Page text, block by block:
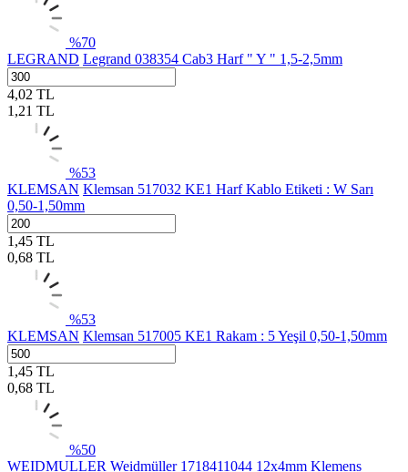
%70
LEGRAND Legrand 038354 Cab3 Harf " Y " 1,5-2,5mm
4,02 TL
1,21 TL
%53
KLEMSAN Klemsan 517032 KE1 Harf Kablo Etiketi : W Sarı
0,50-1,50mm
1,45 TL
0,68 TL
%53
KLEMSAN Klemsan 517005 KE1 Rakam : 5 Yeşil 0,50-1,50mm
1,45 TL
0,68 TL
%50
WEIDMULLER Weidmüller 1718411044 12x4mm Klemens